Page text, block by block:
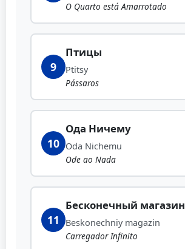
O Quarto está Amarrotado
9
Птицы
Ptitsy
Pássaros
10
Ода Ничему
Oda Nichemu
Ode ao Nada
11
Бесконечный магазин
Beskonechniy magazin
Carregador Infinito